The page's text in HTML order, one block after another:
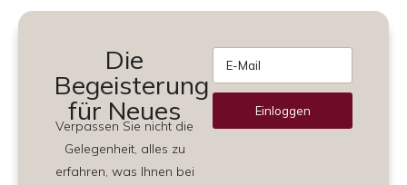
Die
Begeisterung
für Neues
Verpassen Sie nicht die
Gelegenheit, alles zu
erfahren, was Ihnen bei
Einloggen